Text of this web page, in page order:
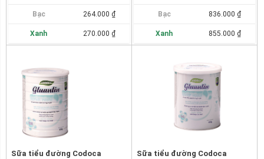
Bạc 264.000 ₫
Xanh 270.000 ₫
Bạc 836.000 ₫
Xanh 855.000 ₫
Sữa tiểu đường Codoca
Sữa tiểu đường Codoca